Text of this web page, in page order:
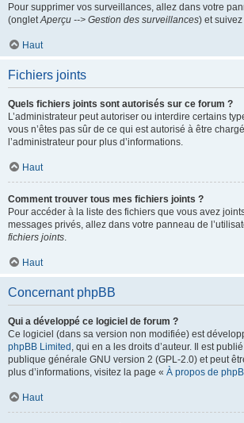
Pour supprimer vos surveillances, allez dans votre
(ongletAperçu --> Gestion des surveillances) et
Haut
Fichiers joints
Quels fichiers joints sont autorisés sur ce forum ?
L’administrateur peut autoriser ou interdire certains
vous n’êtes pas sûr de ce qui est autorisé à être
l’administrateur pour plus d’informations.
Haut
Comment trouver tous mes fichiers joints ?
Pour accéder à la liste des fichiers que vous avez
messages privés, allez dans votre panneau de
fichiers joints.
Haut
Concernant phpBB
Qui a développé ce logiciel de forum ?
Ce logiciel (dans sa version non modifiée) est
phpBB Limited , qui en a les droits d’auteur. Il est
publique générale GNU version 2 (GPL-2.0) et peut
plus d’informations, visitez la page « À propos de
Haut